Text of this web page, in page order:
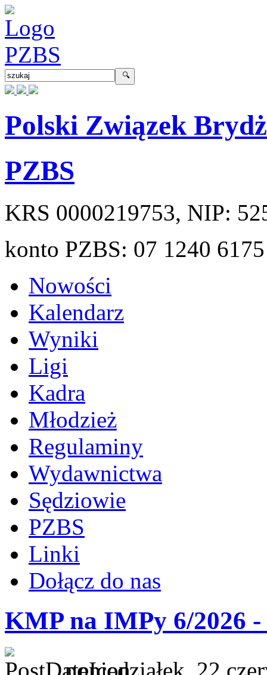
Polski Związek
PZBS
KRS 0000219753, NIP:
konto PZBS: 07 1240
Nowości
Kalendarz
Wyniki
Ligi
Kadra
Młodzież
Regulaminy
Wydawnictwa
Sędziowie
PZBS
Linki
Dołącz do nas
KMP na IMPy 6/2026